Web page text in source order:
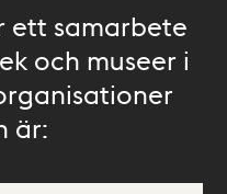
ett samarbete
och museer i
är: